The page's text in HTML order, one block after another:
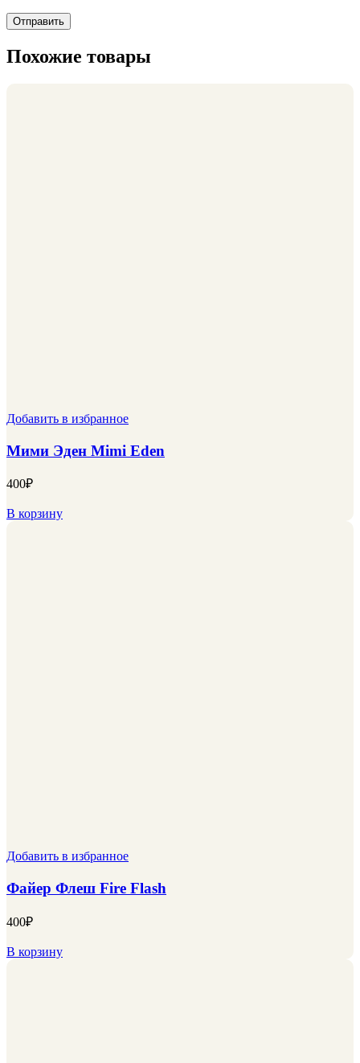
Похожие товары
Добавить в избранное
Мими Эден Mimi Eden
400₽
В корзину
Добавить в избранное
Файер Флеш Fire Flash
400₽
В корзину